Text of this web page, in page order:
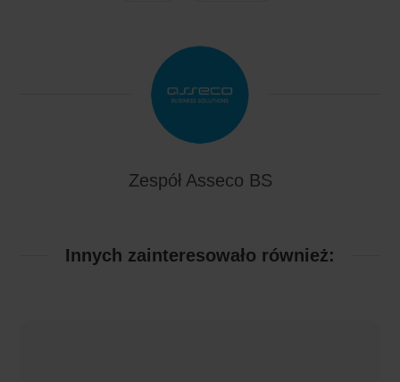
Zespół Asseco BS
Innych zainteresowało również: